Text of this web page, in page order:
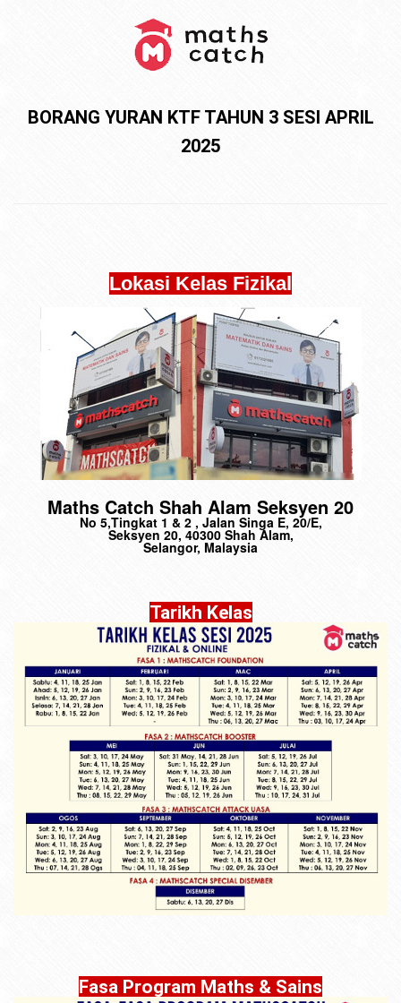
BORANG YURAN KTF TAHUN 3 SESI APRIL
2025
Lokasi Kelas Fizikal
Maths Catch Shah Alam Seksyen 20
No 5,Tingkat 1 & 2 , Jalan Singa E, 20/E,
Seksyen 20, 40300 Shah Alam,
Selangor, Malaysia
Tarikh Kelas
Fasa Program Maths & Sains